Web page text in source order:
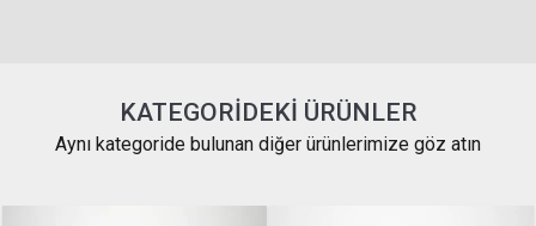
KATEGORIDEKI ÜRÜNLER
Aynı kategoride bulunan diğer ürünlerimize göz atın